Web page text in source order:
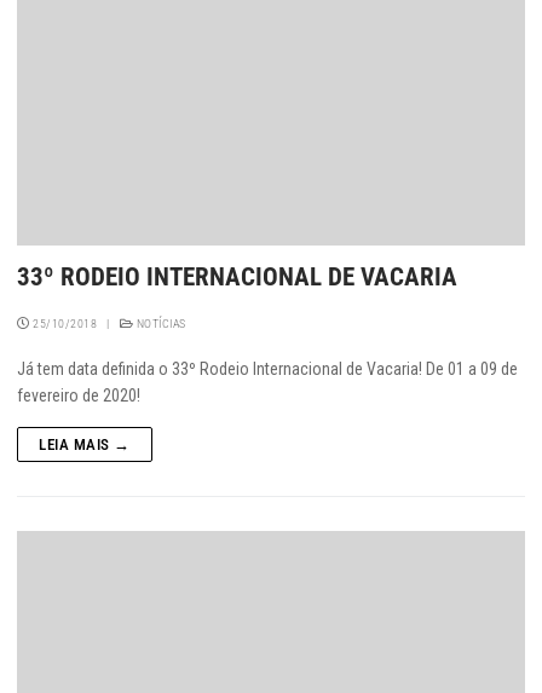
33º RODEIO INTERNACIONAL DE VACARIA
25/10/2018 | NOTÍCIAS
Já tem data definida o 33º Rodeio Internacional de Vacaria! De 01 a 09 de
fevereiro de 2020!
LEIA MAIS →